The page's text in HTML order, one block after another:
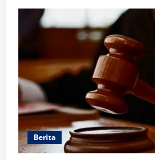
Berita